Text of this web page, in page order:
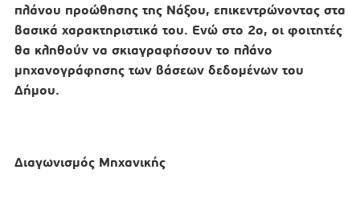
πλάνου προώθησης της Νάξου, επικεντρώνοντας στα
βασικά χαρακτηριστικά του. Ενώ στο 2ο, οι φοιτητές
θα κληθούν να σκιαγραφήσουν το πλάνο
μηχανογράφησης των βάσεων δεδομένων του
Δήμου.
Διαγωνισμός Μηχανικής